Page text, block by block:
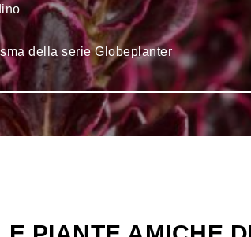
della serie Globeplanter